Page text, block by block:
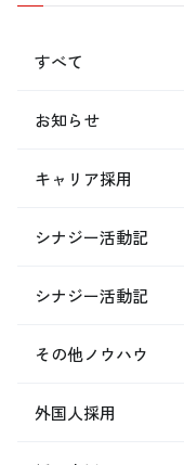
すべて
お知らせ
キャリア採用
シナジー活動記
シナジー活動記
その他ノウハウ
外国人採用